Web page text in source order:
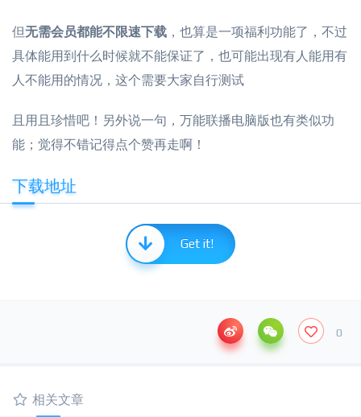
但无需会员都能不限速下载 ，也算是一项福利功能了，不过
具体能用到什么时候就不能保证了，也可能出现有人能用有
人不能用的情况，这个需要大家自行测试
且用且珍惜吧！另外说一句，万能联播电脑版也有类似功
能；觉得不错记得点个赞再走啊！
下载地址
Get it!
0
相关文章